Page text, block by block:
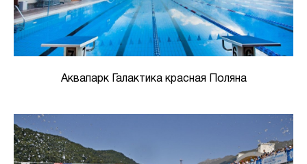
Аквапарк Галактика красная Поляна